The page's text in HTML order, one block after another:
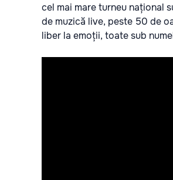
cel mai mare turneu național
de muzică live, peste 50 de
liber la emoții, toate sub